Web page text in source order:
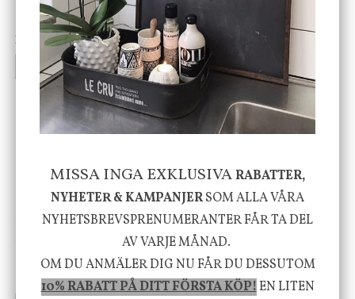
199 kr
INFO KÖP
vit, Utomhus
499 kr
INFO KÖP
House Doctor
Skål, Hands marmor
635 kr795 kr
-20%
Nicolas Vahé
Serveringsfat, Ostron,
Stengods
415 kr
MISSA INGA EXKLUSIVARABATTER,
NYHETER & KAMPANJERSOM ALLA VÅRA
NYHETSBREVSPRENUMERANTER FÅR TA DEL
AV VARJE MÅNAD.
OM DU ANMÄLER DIG NU FÅR DU DESSUTOM
10% RABATT PÅ DITT FÖRSTA KÖP!EN LITEN